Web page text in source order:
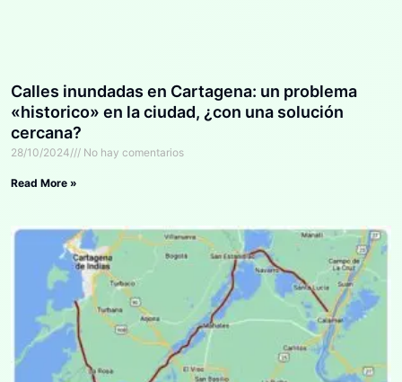
Calles inundadas en Cartagena: un problema
«historico» en la ciudad, ¿con una solución
cercana?
28/10/2024 No hay comentarios
Read More »